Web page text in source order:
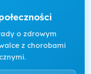
o zdrowym
z chorobami